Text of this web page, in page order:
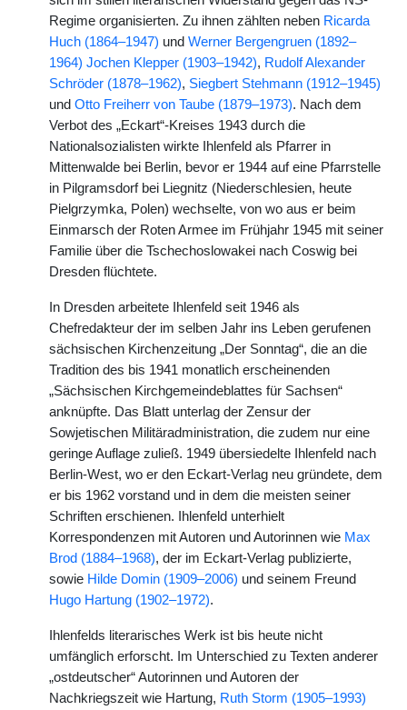
Regime organisierten. Zu ihnen zählten neben Ricarda
Huch (1864–1947) und Werner Bergengruen (1892–
1964) Jochen Klepper (1903–1942), Rudolf Alexander
Schröder (1878–1962), Siegbert Stehmann (1912–1945)
und Otto Freiherr von Taube (1879–1973). Nach dem
Verbot des „Eckart“-Kreises 1943 durch die
Nationalsozialisten wirkte Ihlenfeld als Pfarrer in
Mittenwalde bei Berlin, bevor er 1944 auf eine Pfarrstelle
in Pilgramsdorf bei Liegnitz (Niederschlesien, heute
Pielgrzymka, Polen) wechselte, von wo aus er beim
Einmarsch der Roten Armee im Frühjahr 1945 mit seiner
Familie über die Tschechoslowakei nach Coswig bei
Dresden flüchtete.
In Dresden arbeitete Ihlenfeld seit 1946 als
Chefredakteur der im selben Jahr ins Leben gerufenen
sächsischen Kirchenzeitung „Der Sonntag“, die an die
Tradition des bis 1941 monatlich erscheinenden
„Sächsischen Kirchgemeindeblattes für Sachsen“
anknüpfte. Das Blatt unterlag der Zensur der
Sowjetischen Militäradministration, die zudem nur eine
geringe Auflage zuließ. 1949 übersiedelte Ihlenfeld nach
Berlin-West, wo er den Eckart-Verlag neu gründete, dem
er bis 1962 vorstand und in dem die meisten seiner
Schriften erschienen. Ihlenfeld unterhielt
Korrespondenzen mit Autoren und Autorinnen wie Max
Brod (1884–1968), der im Eckart-Verlag publizierte,
sowie Hilde Domin (1909–2006) und seinem Freund
Hugo Hartung (1902–1972).
Ihlenfelds literarisches Werk ist bis heute nicht
umfänglich erforscht. Im Unterschied zu Texten anderer
„ostdeutscher“ Autorinnen und Autoren der
Nachkriegszeit wie Hartung, Ruth Storm (1905–1993)